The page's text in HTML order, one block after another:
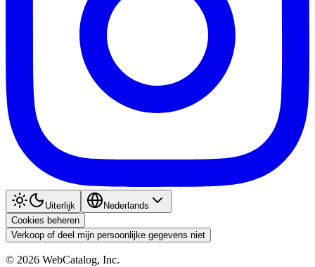
Uiterlijk
Nederlands
Cookies beheren
Verkoop of deel mijn persoonlijke gegevens niet
© 2026 WebCatalog, Inc.